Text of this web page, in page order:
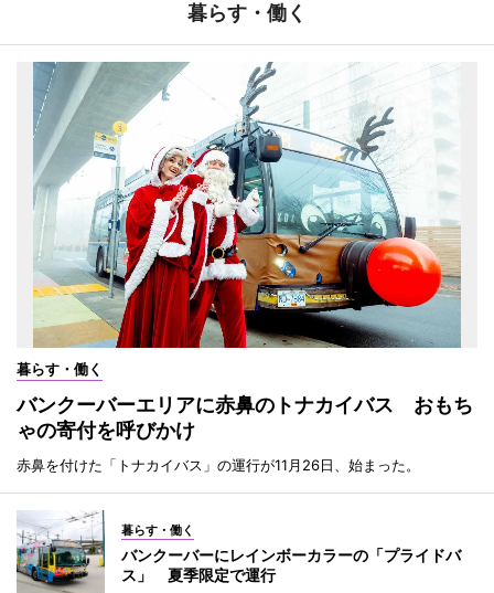
暮らす・働く
暮らす・働く
バンクーバーエリアに赤鼻のトナカイバス おもち
ゃの寄付を呼びかけ
赤鼻を付けた「トナカイバス」の運行が11月26日、始まった。
暮らす・働く
バンクーバーにレインボーカラーの「プライドバ
ス」 夏季限定で運行